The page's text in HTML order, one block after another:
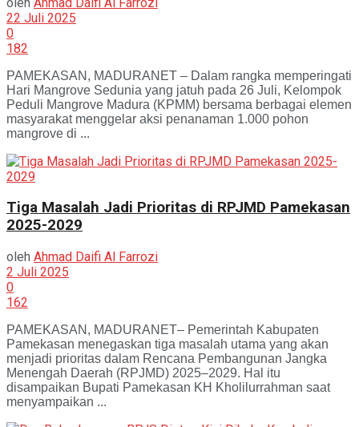
22 Juli 2025
0
182
PAMEKASAN, MADURANET – Dalam rangka memperingati
Hari Mangrove Sedunia yang jatuh pada 26 Juli, Kelompok
Peduli Mangrove Madura (KPMM) bersama berbagai elemen
masyarakat menggelar aksi penanaman 1.000 pohon
mangrove di ...
Tiga Masalah Jadi Prioritas di RPJMD Pamekasan
2025-2029
oleh Ahmad Daifi Al Farrozi
2 Juli 2025
0
162
PAMEKASAN, MADURANET– Pemerintah Kabupaten
Pamekasan menegaskan tiga masalah utama yang akan
menjadi prioritas dalam Rencana Pembangunan Jangka
Menengah Daerah (RPJMD) 2025–2029. Hal itu
disampaikan Bupati Pamekasan KH Kholilurrahman saat
menyampaikan ...